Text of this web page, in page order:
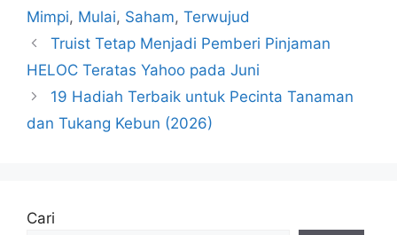
Mimpi, Mulai, Saham, Terwujud
Truist Tetap Menjadi Pemberi Pinjaman
HELOC Teratas Yahoo pada Juni
19 Hadiah Terbaik untuk Pecinta Tanaman
dan Tukang Kebun (2026)
Cari